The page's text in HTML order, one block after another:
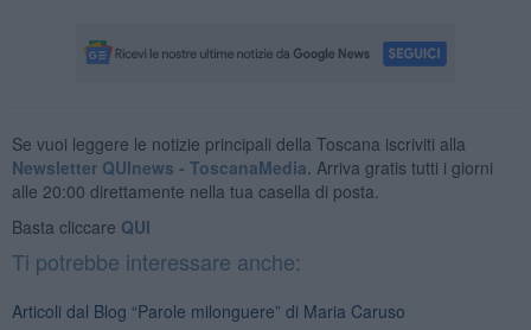
Se vuoi leggere le notizie principali della Toscana iscriviti alla
Newsletter QUInews - ToscanaMedia. Arriva gratis tutti i giorni
alle 20:00 direttamente nella tua casella di posta.
Basta cliccare QUI
Ti potrebbe interessare anche:
Articoli dal Blog “Parole milonguere” di Maria Caruso